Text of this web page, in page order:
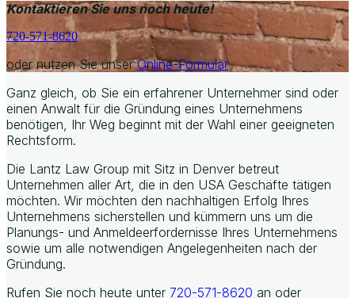
Kontaktieren Sie uns noch heute!
720-571-8620
oder nutzen Sie unserOnline-Formular
Ganz gleich, ob Sie ein erfahrener Unternehmer sind oder
einen Anwalt für die Gründung eines Unternehmens
benötigen, Ihr Weg beginnt mit der Wahl einer geeigneten
Rechtsform.
Die Lantz Law Group mit Sitz in Denver betreut
Unternehmen aller Art, die in den USA Geschäfte tätigen
möchten. Wir möchten den nachhaltigen Erfolg Ihres
Unternehmens sicherstellen und kümmern uns um die
Planungs- und Anmeldeerfordernisse Ihres Unternehmens
sowie um alle notwendigen Angelegenheiten nach der
Gründung.
Rufen Sie noch heute unter 720-571-8620 an oder